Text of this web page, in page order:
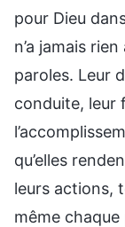
pour Dieu
n’a jamais
paroles. Leur
conduite, leur
qu’elles
leurs actions,
même